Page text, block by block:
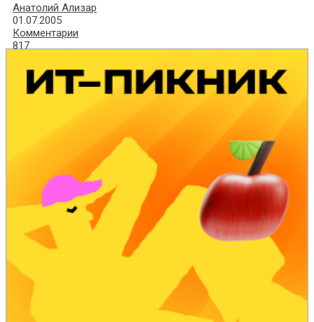
Анатолий Ализар
01.07.2005
Комментарии
817